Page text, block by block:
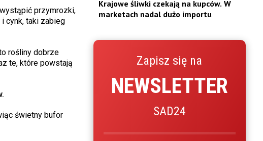
przymrozki,
cynk, taki zabieg
rośliny dobrze
te, które powstają
świetny bufor
Krajowe śliwki czekają na kupców. W
marketach nadal dużo importu
Zapisz się na
NEWSLETTER
SAD24